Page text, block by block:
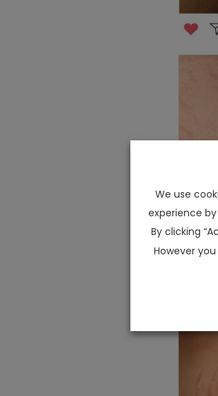
We use
experience
By clicking
However